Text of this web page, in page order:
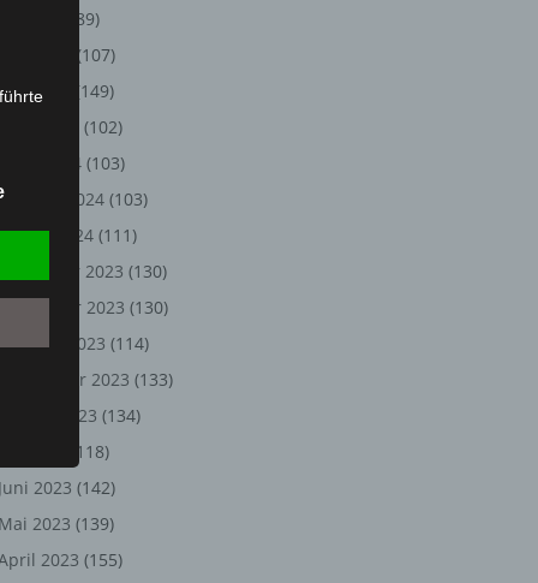
(89)
(107)
Mai 2024
(149)
(102)
März 2024 (103)
2024 (103)
2024 (111)
Dezember 2023 (130)
November 2023 (130)
2023 (114)
September 2023 (133)
August 2023 (134)
(118)
Juni 2023 (142)
Mai 2023 (139)
2023 (155)